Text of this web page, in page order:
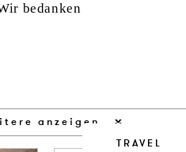
bedanken
anzeigen
TRAVEL